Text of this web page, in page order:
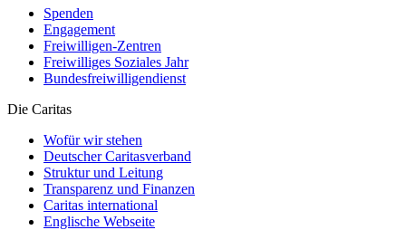
Spenden
Engagement
Freiwilligen-Zentren
Freiwilliges Soziales Jahr
Bundesfreiwilligendienst
Die Caritas
Wofür wir stehen
Deutscher Caritasverband
Struktur und Leitung
Transparenz und Finanzen
Caritas international
Englische Webseite